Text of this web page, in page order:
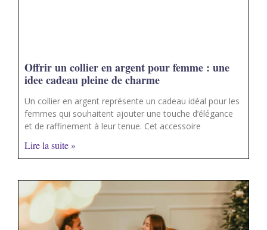
Offrir un collier en argent pour femme : une
idee cadeau pleine de charme
Un collier en argent représente un cadeau idéal pour les
femmes qui souhaitent ajouter une touche d’élégance
et de raffinement à leur tenue. Cet accessoire
Lire la suite »